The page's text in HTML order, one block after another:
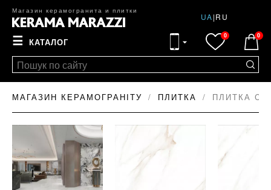
Магазин керамогранита и плитки
UA|RU
☰ КАТАЛОГ
0 0
МАГАЗИН КЕРАМОГРАНІТУ ПЛИТКА ПЛИТКА